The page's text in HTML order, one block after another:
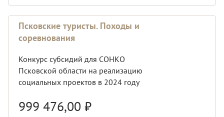
Псковские туристы. Походы и
соревнования
Конкурс субсидий для СОНКО
Псковской области на реализацию
социальных проектов в 2024 году
999 476,00 ₽